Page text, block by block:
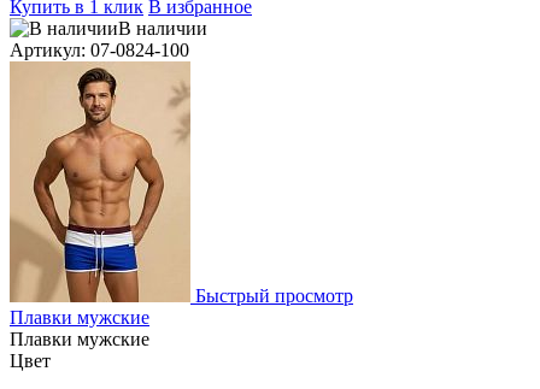
Купить в 1 клик В избранное
В наличии
Артикул: 07-0824-100
Быстрый просмотр
Плавки мужские
Плавки мужские
Цвет